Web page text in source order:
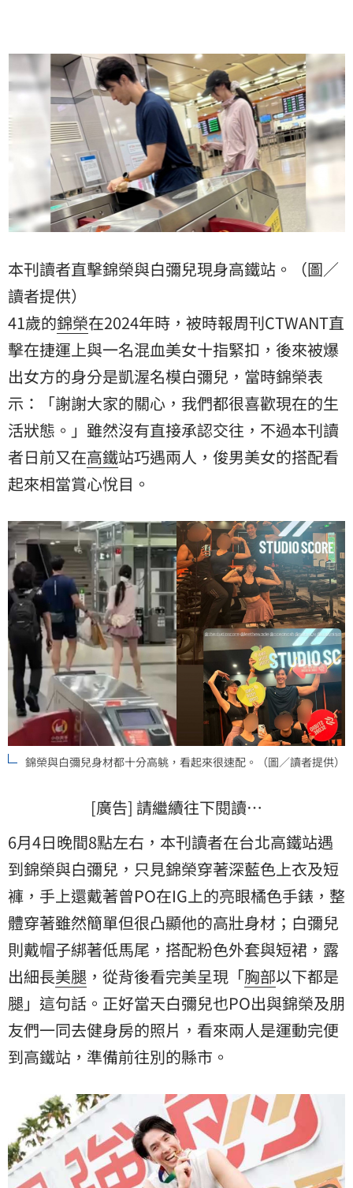
本刊讀者直擊錦榮與白彌兒現身高鐵站。（圖／
讀者提供）
41歲的錦榮在2024年時，被時報周刊CTWANT直
擊在捷運上與一名混血美女十指緊扣，後來被爆
出女方的身分是凱渥名模白彌兒，當時錦榮表
示：「謝謝大家的關心，我們都很喜歡現在的生
活狀態。」雖然沒有直接承認交往，不過本刊讀
者日前又在高鐵站巧遇兩人，俊男美女的搭配看
起來相當賞心悅目。
錦榮與白彌兒身材都十分高䠷，看起來很速配。（圖／讀者提供）
[廣告] 請繼續往下閱讀…
6月4日晚間8點左右，本刊讀者在台北高鐵站遇
到錦榮與白彌兒，只見錦榮穿著深藍色上衣及短
褲，手上還戴著曾PO在IG上的亮眼橘色手錶，整
體穿著雖然簡單但很凸顯他的高壯身材；白彌兒
則戴帽子綁著低馬尾，搭配粉色外套與短裙，露
出細長美腿 ，從背後看完美呈現「胸部以下都是
腿」這句話。正好當天白彌兒也PO出與錦榮及朋
友們一同去健身房的照片，看來兩人是運動完便
到高鐵站，準備前往別的縣市。